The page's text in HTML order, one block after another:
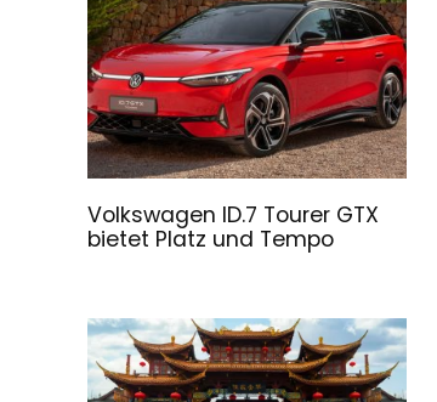
Volkswagen ID.7 Tourer GTX
bietet Platz und Tempo